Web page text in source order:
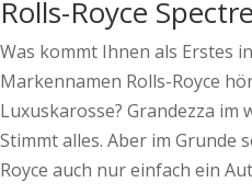
Rolls-Royce
Was kommt Ihnen als Erstes
Markennamen Rolls-Royce
Luxuskarosse? Grandezza im
Stimmt alles. Aber im Grunde
Royce auch nur einfach ein